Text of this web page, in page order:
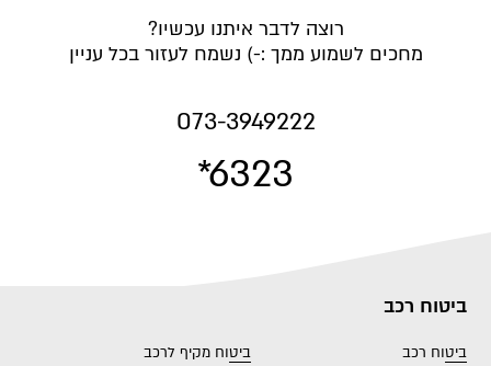
רוצה לדבר איתנו עכשיו?
מחכים לשמוע ממך :-) נשמח לעזור בכל עניין
073-3949222
*6323
ביטוח רכב
ביטוח רכב
ביטוח מקיף לרכב